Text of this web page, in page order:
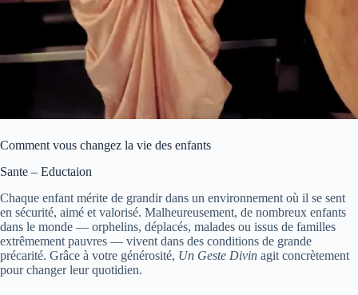
Comment vous changez la vie des enfants
Sante – Eductaion
Chaque enfant mérite de grandir dans un environnement où il se sent
en sécurité, aimé et valorisé. Malheureusement, de nombreux enfants
dans le monde — orphelins, déplacés, malades ou issus de familles
extrêmement pauvres — vivent dans des conditions de grande
précarité. Grâce à votre générosité, Un Geste Divin agit concrètement
pour changer leur quotidien.